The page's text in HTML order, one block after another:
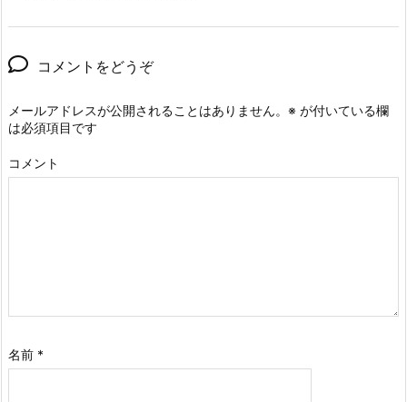
コメントをどうぞ
メールアドレスが公開されることはありません。 ※ が付いている欄
は必須項目です
コメント
名前 *